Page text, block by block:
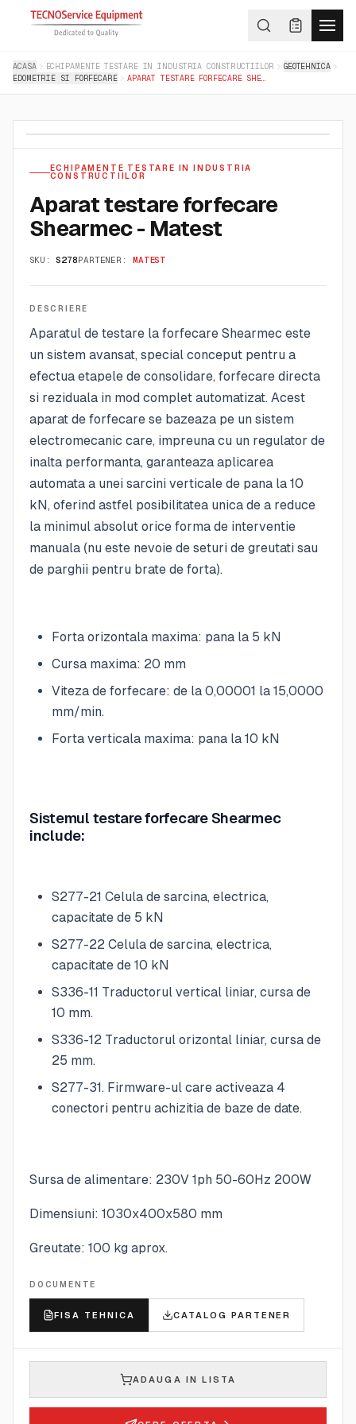
ACASA ECHIPAMENTE TESTARE IN INDUSTRIA CONSTRUCTIILOR
GEOTEHNICA
EDOMETRIE SI FORFECARE
ECHIPAMENTE TESTARE IN INDUSTRIA
CONSTRUCTIILOR
Aparat testare forfecare
Shearmec - Matest
SKU: S278PARTENER: MATEST
DESCRIERE
Aparatul de testare la forfecare Shearmec este
un sistem avansat, special conceput pentru a
efectua etapele de consolidare, forfecare directa
si reziduala in mod complet automatizat. Acest
aparat de forfecare se bazeaza pe un sistem
electromecanic care, impreuna cu un regulator de
inalta performanta, garanteaza aplicarea
automata a unei sarcini verticale de pana la 10
kN, oferind astfel posibilitatea unica de a reduce
la minimul absolut orice forma de interventie
manuala (nu este nevoie de seturi de greutati sau
de parghii pentru brate de forta).
Forta orizontala maxima: pana la 5 kN
Cursa maxima: 20 mm
Viteza de forfecare: de la 0,00001 la 15,0000
mm/min.
Forta verticala maxima: pana la 10 kN
Sistemul testare forfecare Shearmec
include:
S277-21 Celula de sarcina, electrica,
capacitate de 5 kN
S277-22 Celula de sarcina, electrica,
capacitate de 10 kN
S336-11 Traductorul vertical liniar, cursa de
10 mm.
S336-12 Traductorul orizontal liniar, cursa de
25 mm.
S277-31. Firmware-ul care activeaza 4
conectori pentru achizitia de baze de date.
Sursa de alimentare: 230V 1ph 50-60Hz 200W
Dimensiuni: 1030x400x580 mm
Greutate: 100 kg aprox.
DOCUMENTE
FISA TEHNICA CATALOG PARTENER
ADAUGA IN LISTA